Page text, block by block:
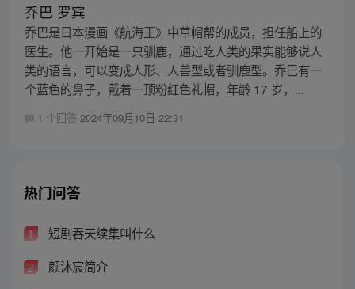
乔巴 罗宾
乔巴是日本漫画《航海王》中草帽帮的成员，担任船上的
医生。他一开始是一只驯鹿，通过吃人类的果实能够说人
类的语言，可以变成人形、人兽型或者驯鹿型。乔巴有一
个蓝色的鼻子，戴着一顶粉红色礼帽，年龄 17 岁，...
1 个回答 2024年09月10日 22:31
热门问答
1 短剧吞天续集叫什么
2 颜沐宸简介